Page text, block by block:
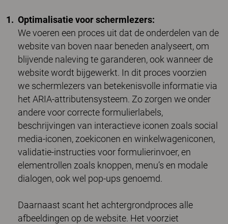
Optimalisatie voor schermlezers:
We voeren een proces uit dat de onderdelen van de
website van boven naar beneden analyseert, om
blijvende naleving te garanderen, ook wanneer de
website wordt bijgewerkt. In dit proces voorzien
we schermlezers van betekenisvolle informatie via
het ARIA-attributensysteem. Zo zorgen we onder
andere voor correcte formulierlabels,
beschrijvingen van interactieve iconen zoals social
media-iconen, zoekiconen en winkelwageniconen,
validatie-instructies voor formulierinvoer, en
elementrollen zoals knoppen, menu’s en modale
dialogen, ook wel pop-ups genoemd.
Daarnaast scant het achtergrondproces alle
afbeeldingen op de website. Het voorziet